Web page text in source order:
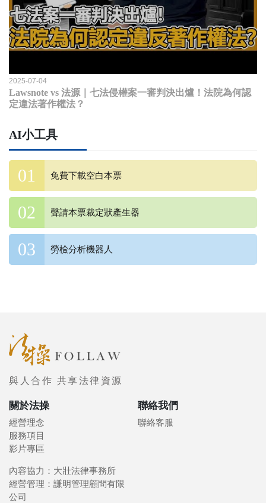
2025-07-04
Lawsnote vs 法源｜七法侵權案一審判決出爐！法院為何認
定違法著作權法？
AI小工具
免費下載空白本票
聲請本票裁定狀產生器
勞檢分析機器人
與人合作 共享法律資源
關於法操
經營理念
服務項目
影片專區
聯絡我們
聯絡客服
內容協力：大壯法律事務所
經營管理：謙明管理顧問有限
公司